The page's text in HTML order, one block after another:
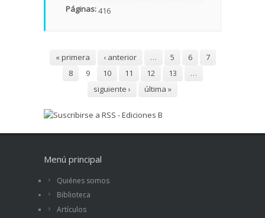
Páginas:416
Páginas
« primera ‹ anterior … 5 6
7
8
9 10 11 12 13
…
siguiente ›
última »
Menú principal
Quiénes somos
Biblioteca
Artículos